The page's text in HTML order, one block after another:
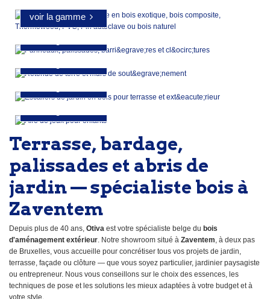
voir la gamme
ET BARRIÈRES
ESCALIERS DE JARDIN
AIRES DE JEUX
Terrasse, bardage,
palissades et abris de
jardin — spécialiste bois à
Zaventem
Depuis plus de 40 ans, Otiva est votre spécialiste belge du bois
d'aménagement extérieur . Notre showroom situé à Zaventem , à deux pas
de Bruxelles, vous accueille pour concrétiser tous vos projets de jardin,
terrasse, façade ou clôture — que vous soyez particulier, jardinier paysagiste
ou entrepreneur. Nous vous conseillons sur le choix des essences, les
techniques de pose et les solutions les mieux adaptées à votre budget et à
votre style.